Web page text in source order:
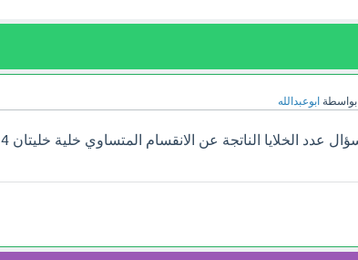
بواسطة ابوعبدالله